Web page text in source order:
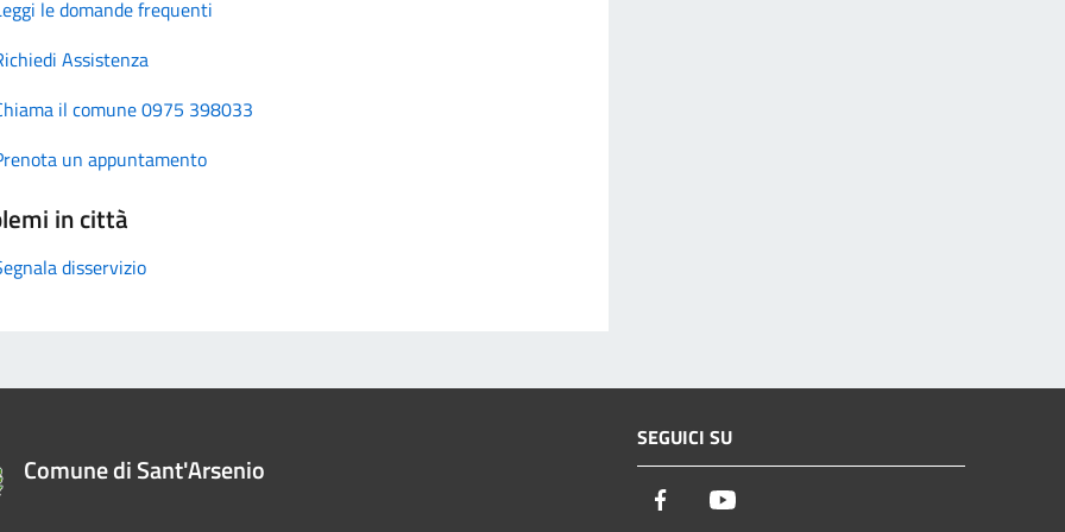
le domande frequenti
Assistenza
il comune 0975 398033
un appuntamento
in città
disservizio
Comune di Sant'Arsenio
SEGUICI SU
Facebook